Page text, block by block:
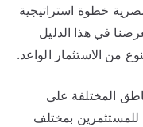
خطوة استراتيجية
في هذا الدليل
من الاستثمار الواعد.
المختلفة على
للمستثمرين بمختلف